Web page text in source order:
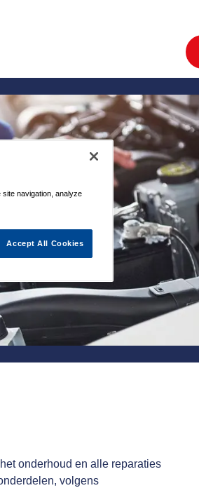
onderhoud en alle reparaties
volgens
navigation, analyze
Accept All Cookies